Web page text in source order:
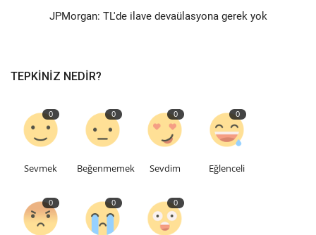
JPMorgan: TL'de ilave devaülasyona gerek yok
TEPKINIZ NEDIR?
0
Sevmek
0
Beğenmemek
0
Sevdim
0
Eğlenceli
0 0 0